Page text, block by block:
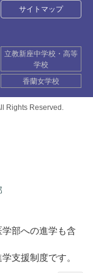
サイトマップ
立教新座中学校・高等
学校
香蘭女学校
Rights Reserved.
部への進学も含
支援制度です。